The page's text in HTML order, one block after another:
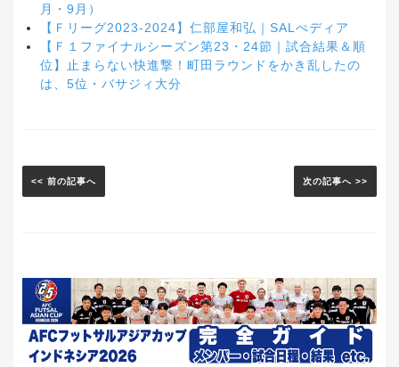
月・9月）
【Ｆリーグ2023-2024】仁部屋和弘｜SALぺディア
【Ｆ１ファイナルシーズン第23・24節｜試合結果＆順
位】止まらない快進撃！町田ラウンドをかき乱したの
は、5位・バサジィ大分
<< 前の記事へ 次の記事へ >>